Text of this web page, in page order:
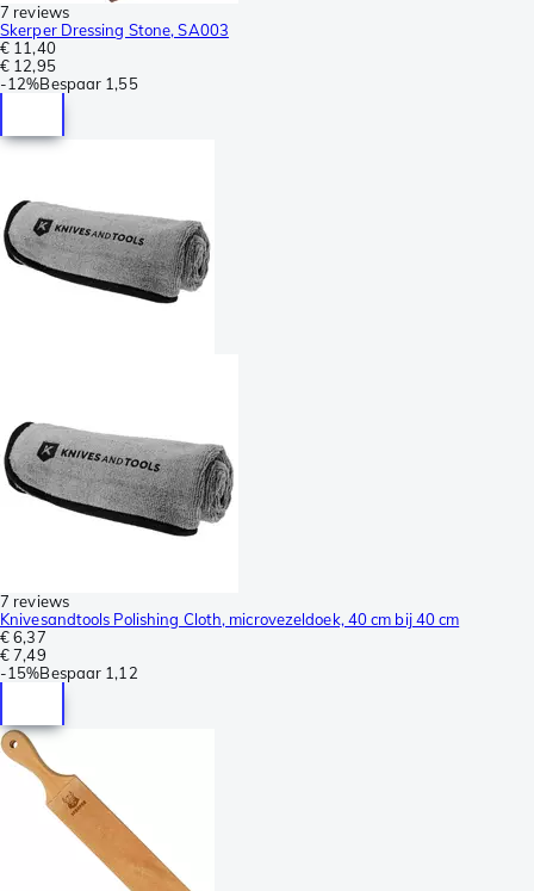
7 reviews
Skerper Dressing Stone, SA003
€ 11,40
€ 12,95
-12%Bespaar 1,55
7 reviews
Knivesandtools Polishing Cloth, microvezeldoek, 40 cm bij 40 cm
€ 6,37
€ 7,49
-15%Bespaar 1,12